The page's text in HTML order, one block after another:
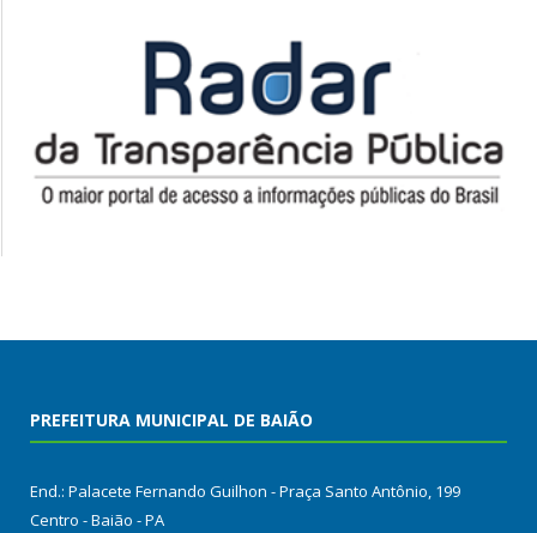
PREFEITURA MUNICIPAL DE BAIÃO
End.: Palacete Fernando Guilhon - Praça Santo Antônio, 199
Centro - Baião - PA